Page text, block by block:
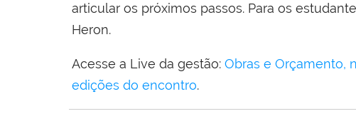
articular os próximos passos. Para os
Heron.
Acesse a Live da gestão: Obras e Orçamento,
edições do encontro.